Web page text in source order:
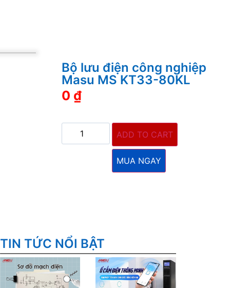
Bộ lưu điện công nghiệp
Masu MS KT33-80KL
0 ₫
ADD TO CART
MUA NGAY
TIN TỨC NỔI BẬT